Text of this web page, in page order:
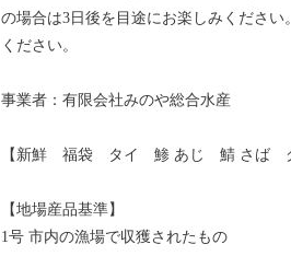
の場合は3日後を目途にお楽しみくださ
ください。
事業者：有限会社みのや総合水産
【新鮮 福袋 タイ 鯵 あじ 鯖 さば
【地場産品基準】
1号 市内の漁場で収獲されたもの